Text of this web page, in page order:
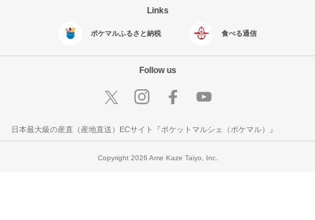
Links
ポケマルふるさと納税 食べる通信
Follow us
日本最大級の産直（産地直送）ECサイト『ポケットマルシェ（ポケマル）』
Copyright 2026 Ame Kaze Taiyo, Inc.